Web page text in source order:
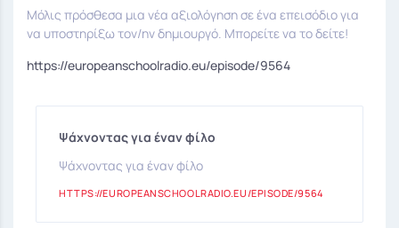
Μόλις πρόσθεσα μια νέα αξιολόγηση σε ένα επεισόδιο για
να υποστηρίξω τον/ην δημιουργό. Μπορείτε να το δείτε!
https://europeanschoolradio.eu/episode/9564
Ψάχνοντας για έναν φίλο
Ψάχνοντας για έναν φίλο
HTTPS://EUROPEANSCHOOLRADIO.EU/EPISODE/9564